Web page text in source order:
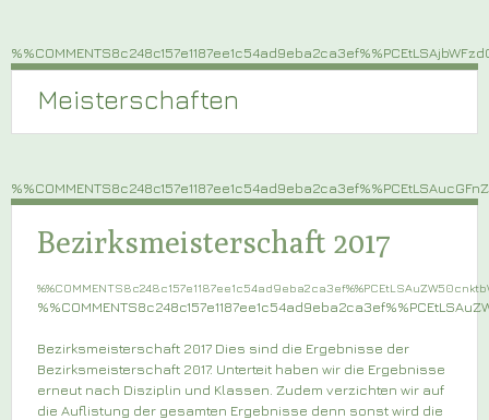
Meisterschaften
Bezirksmeisterschaft 2017
Bezirksmeisterschaft 2017 Dies sind die Ergebnisse der
Bezirksmeisterschaft 2017. Unterteit haben wir die Ergebnisse
erneut nach Disziplin und Klassen. Zudem verzichten wir auf
die Auflistung der gesamten Ergebnisse denn sonst wird die